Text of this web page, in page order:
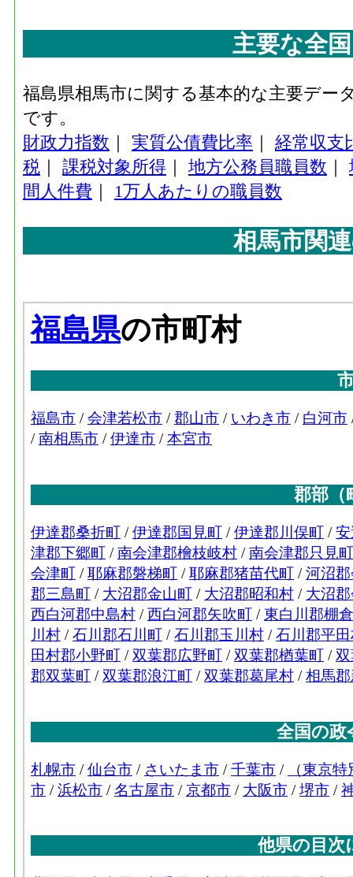
主要な全
福島県相馬市に関する基本的な主要デ
です。
財政力指数 ｜ 実質公債費比率 ｜ 経常収支
税 ｜ 課税対象所得 ｜ 地方公務員職員数 ｜
間人件費 ｜ 1万人あたりの職員数
相馬市関